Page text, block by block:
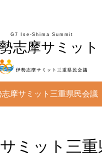
志摩サミット
G7 Ise-Shima Summit
志摩サミット三重県民会議
ミット三重